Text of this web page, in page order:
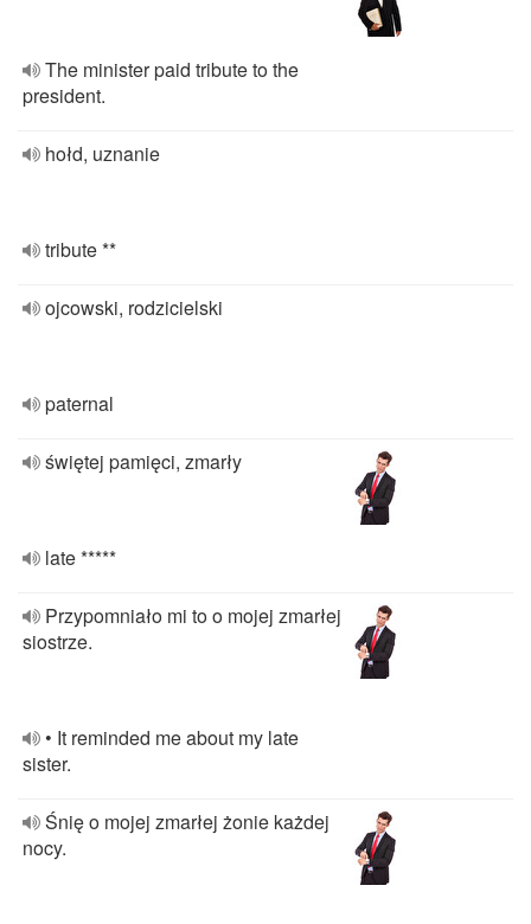
The minister paid tribute to the
president.
hołd, uznanie
tribute **
ojcowski, rodzicielski
paternal
świętej pamięci, zmarły
late *****
Przypomniało mi to o mojej zmarłej
siostrze.
• It reminded me about my late
sister.
Śnię o mojej zmarłej żonie każdej
nocy.